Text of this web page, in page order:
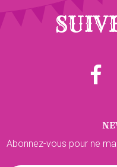
le 28/
Je
Abonnez-vous pour ne